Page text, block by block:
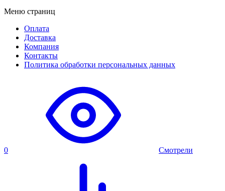
Меню страниц
Оплата
Доставка
Компания
Контакты
Политика обработки персональных данных
0 Смотрели